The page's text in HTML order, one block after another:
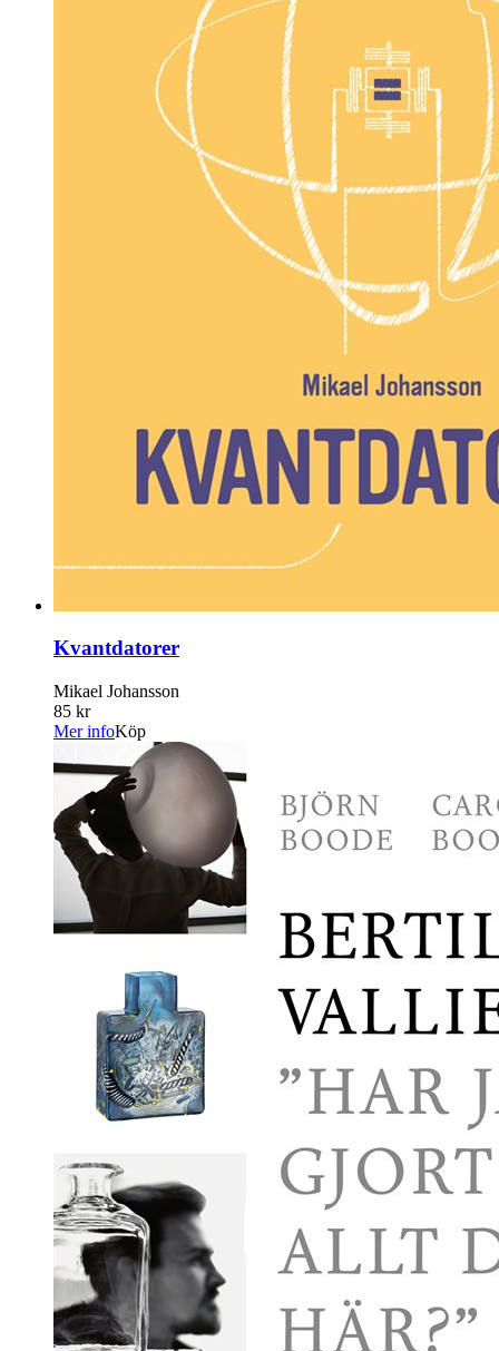
Kvantdatorer
Mikael Johansson
85 kr
Mer infoKöp